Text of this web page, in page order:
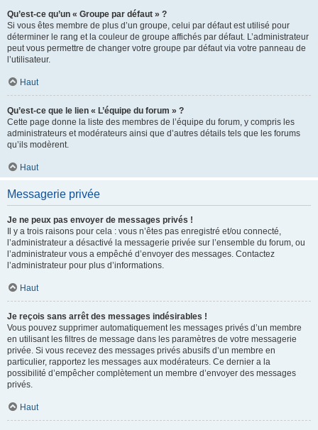
Qu’est-ce qu’un « Groupe par défaut » ?
Si vous êtes membre de plus d’un groupe, celui par défaut est utilisé pour
déterminer le rang et la couleur de groupe affichés par défaut. L’administrateur
peut vous permettre de changer votre groupe par défaut via votre panneau de
l’utilisateur.
Haut
Qu’est-ce que le lien « L’équipe du forum » ?
Cette page donne la liste des membres de l’équipe du forum, y compris les
administrateurs et modérateurs ainsi que d’autres détails tels que les forums
qu’ils modèrent.
Haut
Messagerie privée
Je ne peux pas envoyer de messages privés !
Il y a trois raisons pour cela : vous n’êtes pas enregistré et/ou connecté,
l’administrateur a désactivé la messagerie privée sur l’ensemble du forum, ou
l’administrateur vous a empêché d’envoyer des messages. Contactez
l’administrateur pour plus d’informations.
Haut
Je reçois sans arrêt des messages indésirables !
Vous pouvez supprimer automatiquement les messages privés d’un membre
en utilisant les filtres de message dans les paramètres de votre messagerie
privée. Si vous recevez des messages privés abusifs d’un membre en
particulier, rapportez les messages aux modérateurs. Ce dernier a la
possibilité d’empêcher complètement un membre d’envoyer des messages
privés.
Haut